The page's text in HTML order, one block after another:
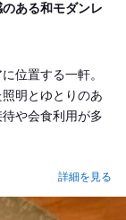
ある和モダンレ
位置する一軒。
明とゆとりのあ
や会食利用が多
詳細を見る